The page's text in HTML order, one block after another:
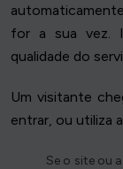
for a sua vez.
qualidade do
Um visitante
entrar, ou utiliza
Se o site ou